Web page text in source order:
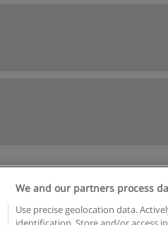
We and our partners process
Use precise geolocation data.